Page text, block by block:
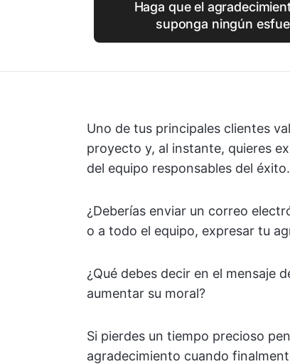
Haga que el
suponga ningún
Uno de tus principales clientes
proyecto y, al instante, quieres
del equipo responsables del éxito.
¿Deberías enviar un correo
o a todo el equipo, expresar tu
¿Qué debes decir en el mensaje
aumentar su moral?
Si pierdes un tiempo precioso
agradecimiento cuando